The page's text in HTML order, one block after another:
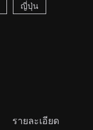
ญี่ปุ่น
รายละเอียด